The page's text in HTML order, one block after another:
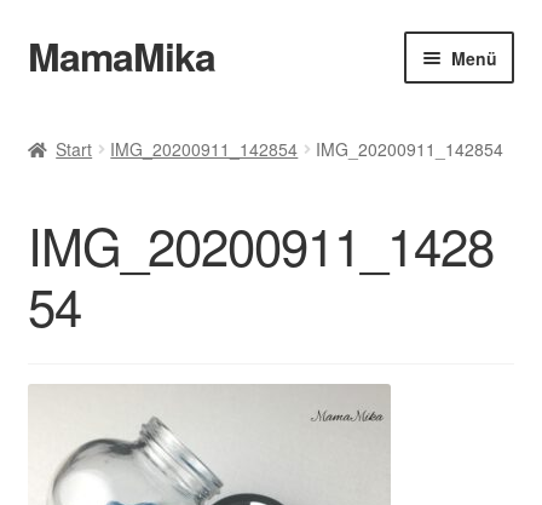
Zur
Navigation
Zum
Inhalt
MamaMika Menü
Datenschutz
Widerruf
Impressum
Start IMG_20200911_142854 IMG_20200911_142854
IMG_20200911_1428
54